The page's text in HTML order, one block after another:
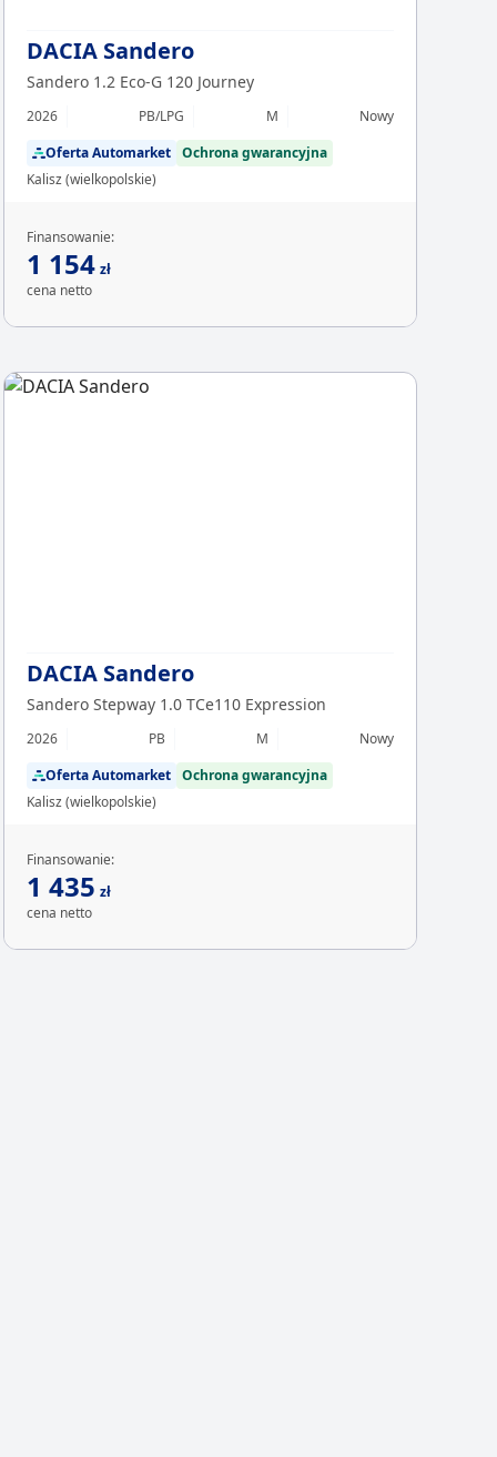
DACIA Sandero
Sandero 1.2 Eco-G 120 Journey
2026 PB/LPG M
Nowy
Oferta Automarket
Ochrona gwarancyjna
Kalisz (wielkopolskie)
Finansowanie:
1 154 zł
cena netto
DACIA Sandero
Sandero Stepway 1.0 TCe110 Expression
2026 PB M
Nowy
Oferta Automarket
Ochrona gwarancyjna
Kalisz (wielkopolskie)
Finansowanie:
1 435 zł
cena netto